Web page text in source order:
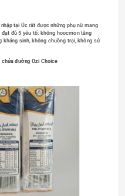
tại Úc rất được những phụ nữ mang
đủ 5 yếu tố: không hoocmon tăng
kháng sinh, không chuồng trại, không sử
đường Ozi Choice